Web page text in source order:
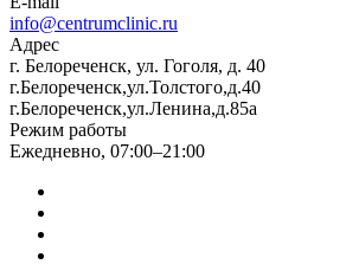
info@centrumclinic.ru
Адрес
г. Белореченск, ул. Гоголя, д. 40
г.Белореченск,ул.Толстого,д.40
г.Белореченск,ул.Ленина,д.85а
Режим работы
Ежедневно, 07:00–21:00